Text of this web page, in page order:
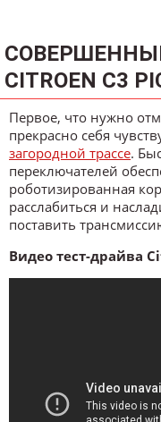
CITROEN C3
Первое, что нужно
прекрасно себя
загородной трассе.
переключателей
роботизированная
расслабиться и
поставить
Видео тест-драйва